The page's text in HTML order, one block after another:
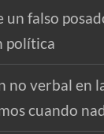
un falso
política
no verbal en
cuando